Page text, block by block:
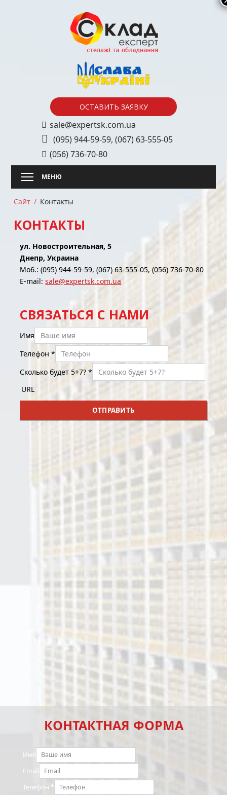
ОСТАВИТЬ ЗАЯВКУ
sale@expertsk.com.ua
(095) 944-59-59, (067) 63-555-05
(056) 736-70-80
Сайт Контакты
КОНТАКТЫ
ул. Новостроительная, 5
Днепр, Украина
Моб.: (095) 944-59-59, (067) 63-555-05, (056) 736-70-80
E-mail:sale@expertsk.com.ua
СВЯЗАТЬСЯ С НАМИ
Имя
Телефон*
Сколько будет 5+7?*
URL
ОТПРАВИТЬ
КОНТАКТНАЯ ФОРМА
Имя
Email
Телефон *